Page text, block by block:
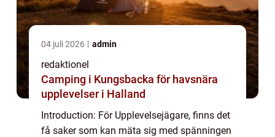
04 juli 2026 admin
redaktionel
Camping i Kungsbacka för havsnära
upplevelser i Halland
Introduction: För Upplevelsejägare, finns det
få saker som kan mäta sig med spänningen